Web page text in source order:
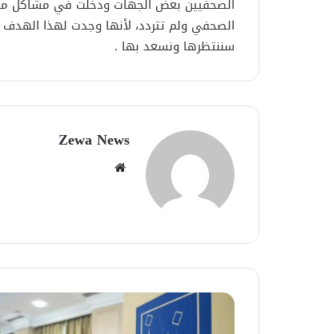
الصحفيين بعض الجهات ودخلت في مشاكل
الصحفي ولم تتردد، لأنها وجدت لهذا الهدف
سننتظرها ونسعد بها .
Zewa News